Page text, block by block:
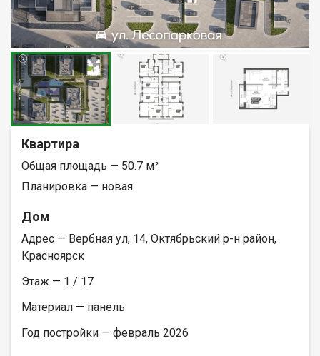
Квартира
Общая площадь — 50.7 м²
Планировка — новая
Дом
Адрес — Вербная ул, 14, Октябрьский р-н район,
Красноярск
Этаж — 1 / 17
Материал — панель
Год постройки — февраль 2026